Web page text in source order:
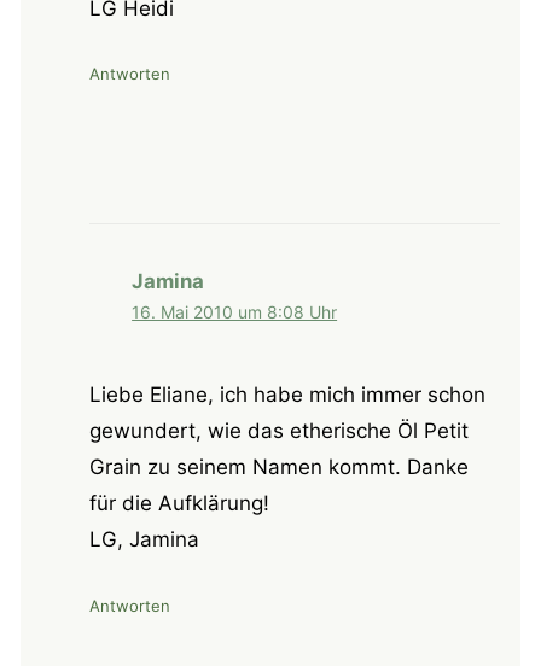
LG Heidi
Antworten
Jamina
16. Mai 2010 um 8:08 Uhr
Liebe Eliane, ich habe mich immer schon
gewundert, wie das etherische Öl Petit
Grain zu seinem Namen kommt. Danke
für die Aufklärung!
LG, Jamina
Antworten